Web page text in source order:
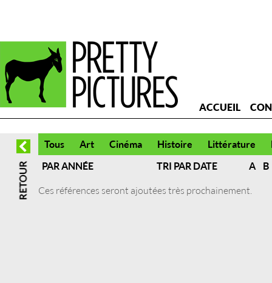
ACCUEIL
Tous Art Cinéma Histoire Littérature
PAR ANNÉE
TRI PAR DATE A
B
Ces références seront ajoutées très prochainement.